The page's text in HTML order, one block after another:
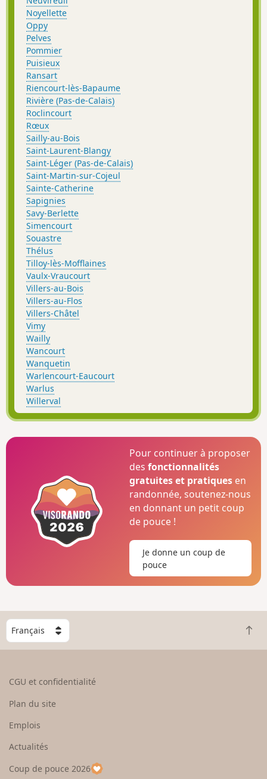
Noyellette
Oppy
Pelves
Pommier
Puisieux
Ransart
Riencourt-lès-Bapaume
Rivière (Pas-de-Calais)
Roclincourt
Rœux
Sailly-au-Bois
Saint-Laurent-Blangy
Saint-Léger (Pas-de-Calais)
Saint-Martin-sur-Cojeul
Sainte-Catherine
Sapignies
Savy-Berlette
Simencourt
Souastre
Thélus
Tilloy-lès-Mofflaines
Vaulx-Vraucourt
Villers-au-Bois
Villers-au-Flos
Villers-Châtel
Vimy
Wailly
Wancourt
Wanquetin
Warlencourt-Eaucourt
Warlus
Willerval
Pour continuer à proposer
desfonctionnalités
gratuites et pratiques en
randonnée, soutenez-nous
en donnant un petit coup
de pouce !
Je donne un coup de
pouce
C
o
e
u
p
R
e
CGU et confidentialité
Plan du site
Emplois
Actualités
Coup de pouce 2026